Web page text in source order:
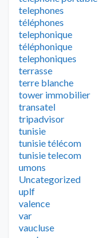
telephones
téléphones
telephonique
téléphonique
telephoniques
terrasse
terre blanche
tower immobilier
transatel
tripadvisor
tunisie
tunisie télécom
tunisie telecom
umons
Uncategorized
uplf
valence
var
vaucluse